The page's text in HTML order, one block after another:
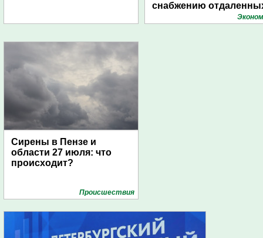
снабжению
поселений с помощью
Сирены в Пензе и
области 27 июля: что
происходит?
Проиcшествия